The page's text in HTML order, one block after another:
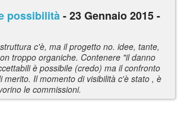
possibilità- 23 Gennaio 2015 -
c'è, ma il progetto no. idee, tante,
troppo organiche. Contenere "il danno
è possibile (credo) ma il confronto
merito. Il momento di visibilità c'è stato , è
le commissioni.